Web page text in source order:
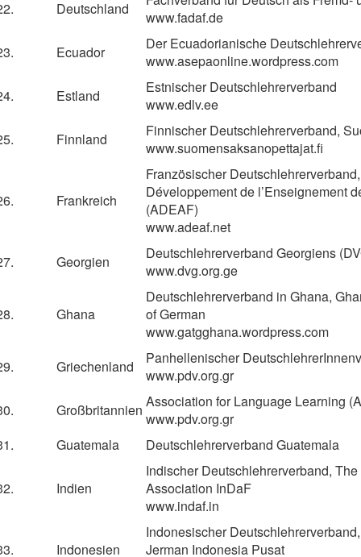
Deutschland
www.fadaf.de
Ecuador
Der Ecuadorianische
www.asepaonline.wordpress.com
Estland
Estnischer Deutschlehrerverband
www.edlv.ee
Finnland
Finnischer Deutschlehrerverband,
www.suomensaksanopettajat.fi
Frankreich
Französischer
Développement de l’Enseignement
(ADEAF)
www.adeaf.net
Georgien
Deutschlehrerverband Georgiens
www.dvg.org.ge
Ghana
Deutschlehrerverband in Ghana,
of German
www.gatgghana.wordpress.com
Griechenland
Panhellenischer
www.pdv.org.gr
Großbritannien Association for Language Learning
www.pdv.org.gr
Guatemala Deutschlehrerverband Guatemala
Indien
Indischer Deutschlehrerverband,
Association InDaF
www.indaf.in
Indonesien
Indonesischer
Jerman Indonesia Pusat